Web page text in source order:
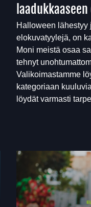
Halloween lähestyy
elokuvatyylejä, on
Moni meistä osaa
tehnyt
Valikoimastamme
kategoriaan
löydät varmasti